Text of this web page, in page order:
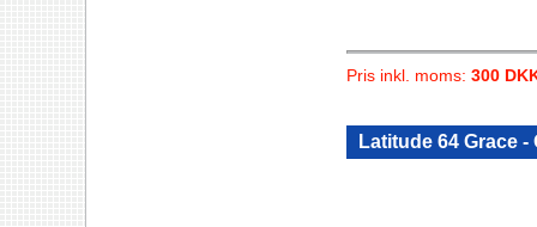
Pris inkl. moms: 300
Latitude 64 Grace